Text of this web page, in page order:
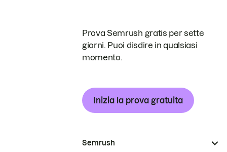
Prova Semrush gratis per sette
giorni. Puoi disdire in qualsiasi
momento.
Inizia la prova gratuita
Semrush